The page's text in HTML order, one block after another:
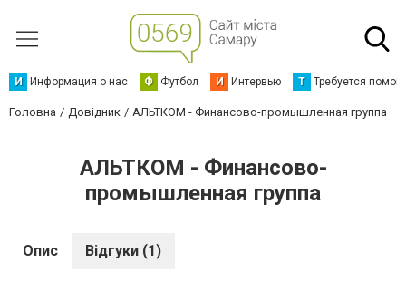
И Информация о нас Ф Футбол И Интервью Т Требуется
Головна Довідник АЛЬТКОМ - Финансово-промышленная группа
АЛЬТКОМ - Финансово-
промышленная группа
Опис Відгуки (1)